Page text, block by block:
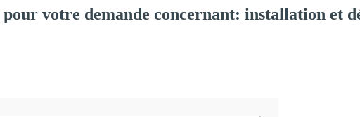
votre demande concernant: installation et